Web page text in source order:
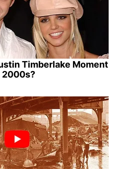
Timberlake Moment
2000s?